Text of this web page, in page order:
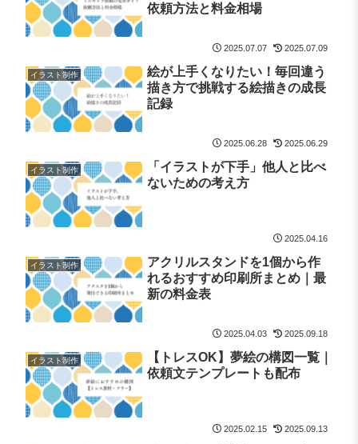
依頼方法と料金相場
2025.07.07 2025.07.09
イラスト制作
絵が上手くなりたい！毎回違う
描き方で挑戦する絵描きの成長
記録
2025.06.28 2025.06.29
イラスト制作
「イラストが下手」他人と比べ
ないための考え方
2025.04.16
イラスト制作
アクリルスタンドを1個から作
れるおすすめ印刷所まとめ｜最
新の料金表
2025.04.03 2025.09.18
イラスト制作
【トレスOK】夢絵の構図一覧｜
依頼文テンプレートも配布
2025.02.15 2025.09.13